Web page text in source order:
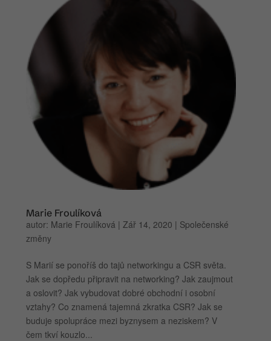
Marie Froulíková
autor: Marie Froulíková | Zář 14, 2020 | Společenské
změny
S Marií se ponoříš do tajů networkingu a CSR světa.
Jak se dopředu připravit na networking? Jak zaujmout
a oslovit? Jak vybudovat dobré obchodní i osobní
vztahy? Co znamená tajemná zkratka CSR? Jak se
buduje spolupráce mezi byznysem a neziskem? V
čem tkví kouzlo...